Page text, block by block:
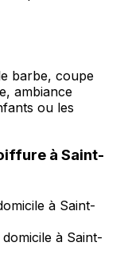
barbe, coupe
ambiance
ou les
à Saint-
à Saint-
à Saint-